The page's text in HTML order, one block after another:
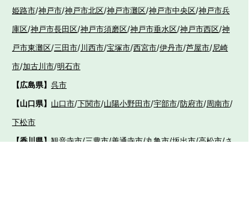
姫路市/神戸市/神戸市北区/神戸市灘区/神戸市中央区/神戸市兵
庫区/神戸市長田区/神戸市須磨区/神戸市垂水区/神戸市西区/神
戸市東灘区/三田市/川西市/宝塚市/西宮市/伊丹市/芦屋市/尼崎
市/加古川市/明石市
【広島県】 呉市
【山口県】 山口市/下関市/山陽小野田市/宇部市/防府市/周南市/
下松市
【香川県】観音寺市/三豊市/善通寺市/丸亀市/坂出市/高松市/さ